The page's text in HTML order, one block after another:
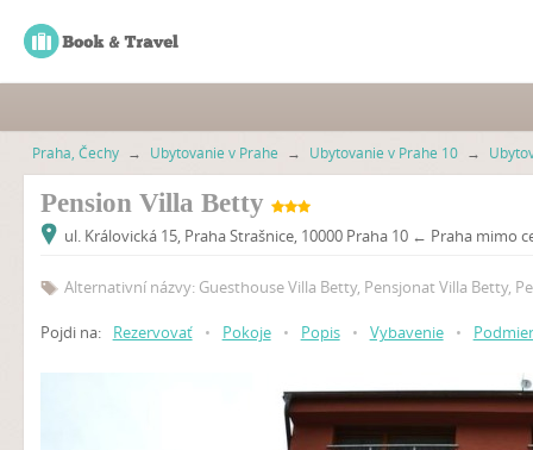
Praha, Čechy → Ubytovanie v Prahe → Ubytovanie v Prahe 10 →
Pension Villa Betty
ul. Královická 15, Praha Strašnice, 10000 Praha 10 ← Praha mimo
Alternativní názvy: Guesthouse Villa Betty, Pensjonat Villa Betty,
Pojdi na: Rezervovať • Pokoje • Popis • Vybavenie •